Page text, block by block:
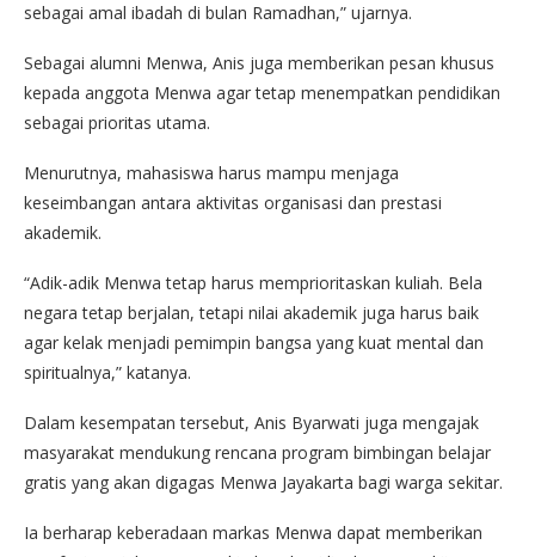
sebagai amal ibadah di bulan Ramadhan,” ujarnya.
Sebagai alumni Menwa, Anis juga memberikan pesan khusus
kepada anggota Menwa agar tetap menempatkan pendidikan
sebagai prioritas utama.
Menurutnya, mahasiswa harus mampu menjaga
keseimbangan antara aktivitas organisasi dan prestasi
akademik.
“Adik-adik Menwa tetap harus memprioritaskan kuliah. Bela
negara tetap berjalan, tetapi nilai akademik juga harus baik
agar kelak menjadi pemimpin bangsa yang kuat mental dan
spiritualnya,” katanya.
Dalam kesempatan tersebut, Anis Byarwati juga mengajak
masyarakat mendukung rencana program bimbingan belajar
gratis yang akan digagas Menwa Jayakarta bagi warga sekitar.
Ia berharap keberadaan markas Menwa dapat memberikan